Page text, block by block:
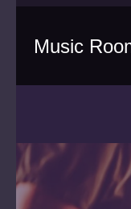
Music